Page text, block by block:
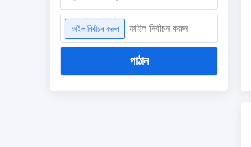
ফাইল নির্বাচন করুন ফাইল নির্বাচন করুন
পাঠান